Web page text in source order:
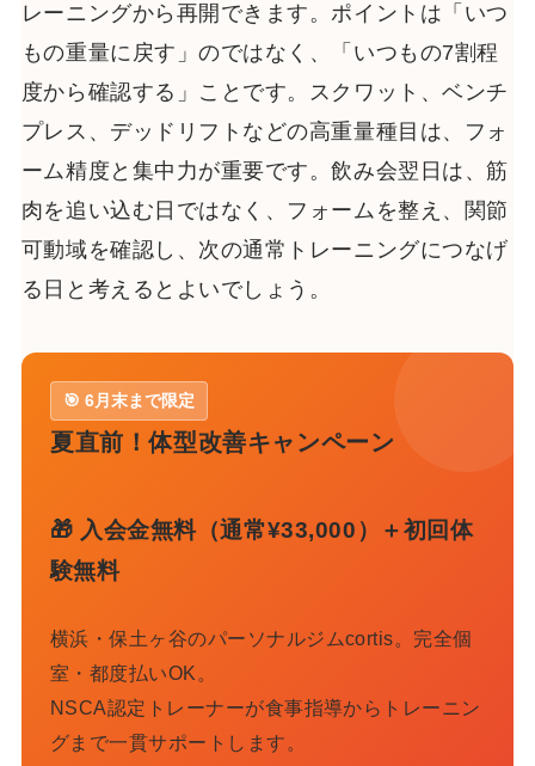
レーニングから再開できます。ポイントは「いつ
もの重量に戻す」のではなく、「いつもの7割程
度から確認する」ことです。スクワット、ベンチ
プレス、デッドリフトなどの高重量種目は、フォ
ーム精度と集中力が重要です。飲み会翌日は、筋
肉を追い込む日ではなく、フォームを整え、関節
可動域を確認し、次の通常トレーニングにつなげ
る日と考えるとよいでしょう。
🎯 6月末まで限定
夏直前！体型改善キャンペーン
🎁 入会金無料（通常¥33,000）＋初回体
験無料
横浜・保土ヶ谷のパーソナルジムcortis。完全個
室・都度払いOK。
NSCA認定トレーナーが食事指導からトレーニン
グまで一貫サポートします。